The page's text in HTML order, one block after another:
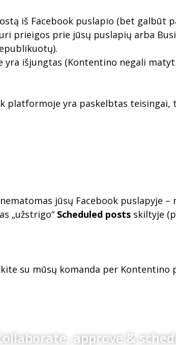
iš Facebook puslapio (bet galbūt
prieigos prie jūsų puslapių arba
yra išjungtas (Kontentino negali
platformoje yra paskelbtas teisingai,
jūsų Facebook puslapyje –
„užstrigo“ Scheduled posts skiltyje
su mūsų komanda per
approve &